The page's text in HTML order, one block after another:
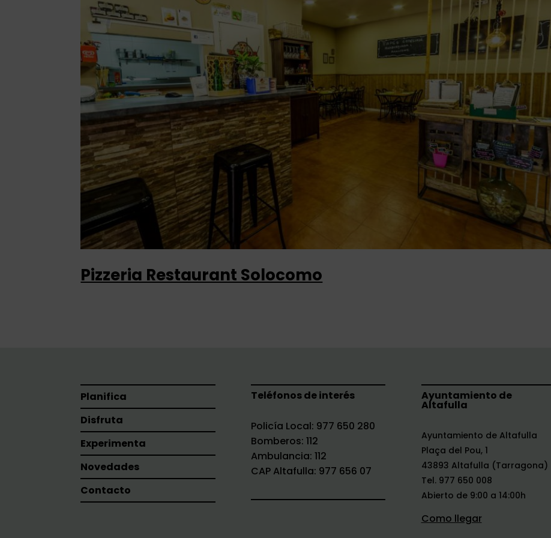
Pizzeria Restaurant Solocomo
Planifica
Disfruta
Experimenta
Novedades
Contacto
Teléfonos de interés
Policía Local: 977 650 280
Bomberos: 112
Ambulancia: 112
CAP Altafulla: 977 656 07
Ayuntamiento de
Altafulla
Ayuntamiento de Altafulla
Plaça del Pou, 1
43893 Altafulla (Tarragona)
Tel. 977 650 008
Abierto de 9:00 a 14:00h
Como llegar